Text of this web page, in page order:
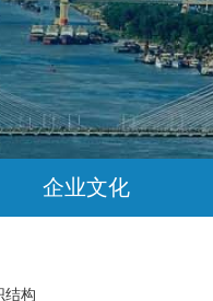
企业文化
结构